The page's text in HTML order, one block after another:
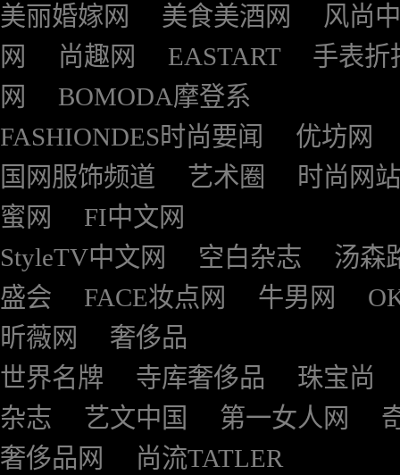
美丽婚嫁网
美食美酒网
风尚
网
尚趣网 EASTART
手表折
网
BOMODA摩登系
FASHIONDES时尚要闻
优坊网
国网服饰频道
艺术圈
时尚网站
蜜网
FI中文网
StyleTV中文网
空白杂志
汤森
盛会
FACE妆点网 牛男网
昕薇网
奢侈品
世界名牌
寺库奢侈品
珠宝尚
杂志
艺文中国 第一女人网
奢侈品网
尚流TATLER